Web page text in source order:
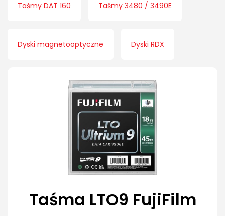
Taśmy DAT 160 Taśmy 3480 / 3490E
Dyski magnetooptyczne Dyski RDX
Taśma LTO9 FujiFilm